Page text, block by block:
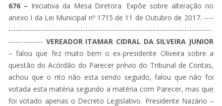
676 – Iniciativa da Mesa Diretora. Expõe sobre alteração no
anexo I da Lei Municipal nº 1715 de 11 de Outubro de 2017. ----
----------------------------------------------------------------------------------
-------------- VEREADOR ITAMAR CIDRAL DA SILVEIRA JUNIOR
– falou que fez muito bem o ex-presidente Oliveira sobre a
questão do Acórdão do Parecer prévio do Tribunal de Contas,
achou que o rito não esta sendo seguido, falou que não foi
votada esta matéria segundo a matéria com Parecer, mas que
foi votado apenas o Decreto Legislativo. Presidente Nazário –